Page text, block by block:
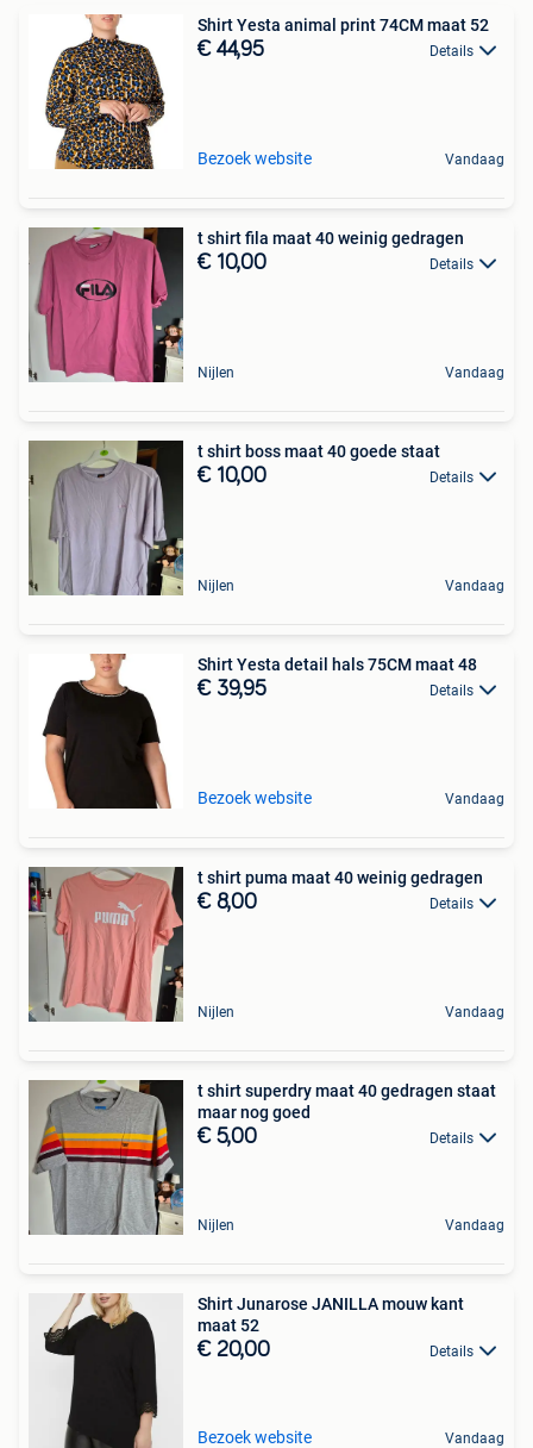
Shirt Yesta animal print 74CM maat 52
€ 44,95 Details
Bezoek website Vandaag
t shirt fila maat 40 weinig gedragen
€ 10,00 Details
Nijlen Vandaag
t shirt boss maat 40 goede staat
€ 10,00 Details
Nijlen Vandaag
Shirt Yesta detail hals 75CM maat 48
€ 39,95 Details
Bezoek website Vandaag
t shirt puma maat 40 weinig gedragen
€ 8,00 Details
Nijlen Vandaag
t shirt superdry maat 40 gedragen staat
maar nog goed
€ 5,00 Details
Nijlen Vandaag
Shirt Junarose JANILLA mouw kant
maat 52
€ 20,00 Details
Bezoek website Vandaag